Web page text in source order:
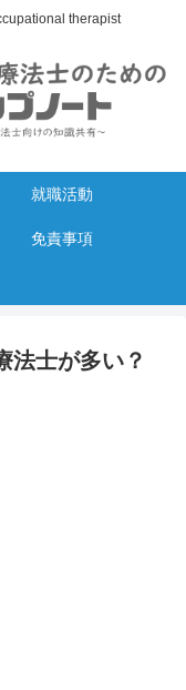
therapist
就職活動
免責事項
法士が多い？